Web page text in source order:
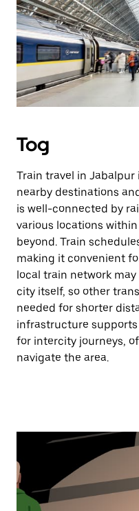
Tog
Train travel in
nearby destinations
is well-connected by
various locations
beyond. Train
making it convenient
local train network
city itself, so other
needed for shorter
infrastructure
for intercity journeys,
navigate the area.